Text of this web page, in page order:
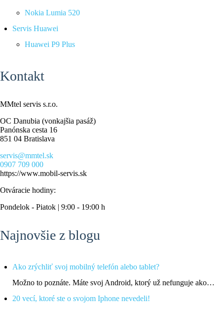
Nokia Lumia 520
Servis Huawei
Huawei P9 Plus
Kontakt
MMtel servis s.r.o.
OC Danubia (vonkajšia pasáž)
Panónska cesta 16
851 04 Bratislava
servis@mmtel.sk
0907 709 000
https://www.mobil-servis.sk
Otváracie hodiny:
Pondelok - Piatok | 9:00 - 19:00 h
Najnovšie z blogu
Ako zrýchliť svoj mobilný telefón alebo tablet?
Možno to poznáte. Máte svoj Android, ktorý už nefunguje ako…
20 vecí, ktoré ste o svojom Iphone nevedeli!